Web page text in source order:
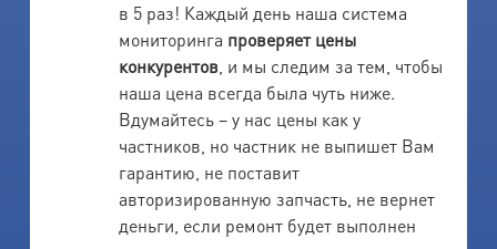
в 5 раз! Каждый день наша система
мониторинга проверяет цены
конкурентов, и мы следим за тем, чтобы
наша цена всегда была чуть ниже.
Вдумайтесь – у нас цены как у
частников, но частник не выпишет Вам
гарантию, не поставит
авторизированную запчасть, не вернет
деньги, если ремонт будет выполнен